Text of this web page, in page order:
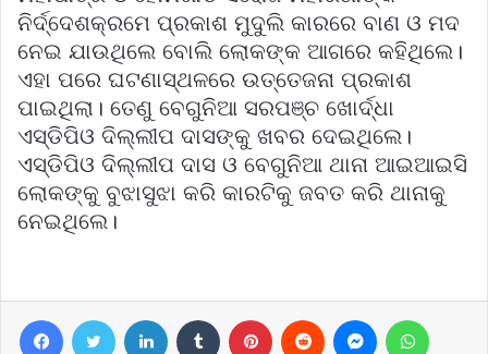
ନିର୍ଦ୍ଦେଶକ୍ରମେ ପ୍ରକାଶ ମୁଦୁଲି କାରରେ ବାଣ ଓ ମଦ
ନେଇ ଯାଉଥିଲେ ବୋଲି ଲୋକଙ୍କ ଆଗରେ କହିଥିଲେ।
ଏହା ପରେ ଘଟଣାସ୍ଥଳରେ ଉତ୍ତେଜନା ପ୍ରକାଶ
ପାଇଥିଲା। ତେଣୁ ବେଗୁନିଆ ସରପଞ୍ଚ ଖୋର୍ଦ୍ଧା
ଏସ୍‌ଡିପିଓ ଦିଲ୍ଲୀପ ଦାସଙ୍କୁ ଖବର ଦେଇଥିଲେ।
ଏସ୍‌ଡିପିଓ ଦିଲ୍ଲୀପ ଦାସ ଓ ବେଗୁନିଆ ଥାନା ଆଇଆଇସି
ଲୋକଙ୍କୁ ବୁଝାସୁଝା କରି କାରଟିକୁ ଜବତ କରି ଥାନାକୁ
ନେଇଥିଲେ।
FacebookTwitter LinkedIn Tumblr Pinterest Reddit Messenger